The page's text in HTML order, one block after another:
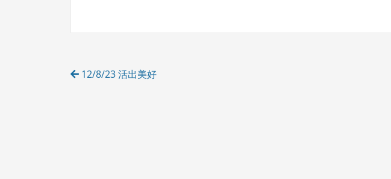
E
Post
12/8/23 活出美好